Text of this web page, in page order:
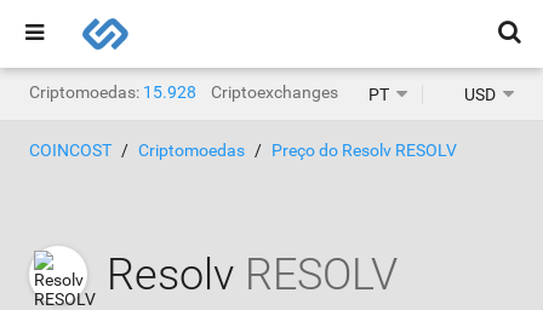
Criptomoedas: 15.928 Criptoexchanges: 1.471
PT USD
COINCOST Criptomoedas Preço do Resolv RESOLV
Resolv RESOLV